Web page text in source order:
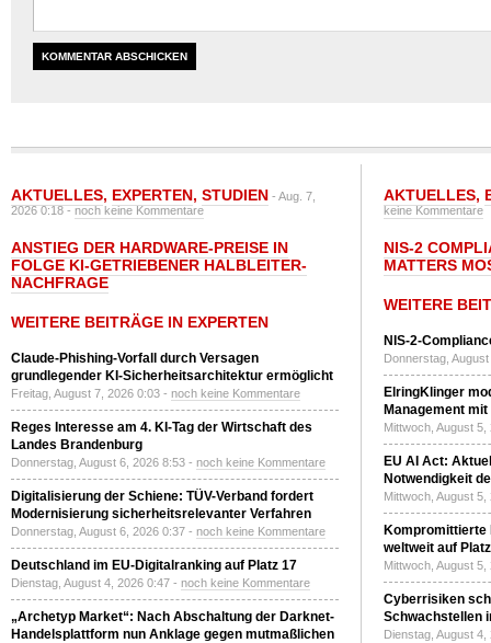
AKTUELLES, EXPERTEN, STUDIEN - Aug. 7,
2026 0:18 -noch keine Kommentare
ANSTIEG DER HARDWARE-PREISE IN
FOLGE KI-GETRIEBENER HALBLEITER-
NACHFRAGE
WEITERE BEITRÄGE IN EXPERTEN
Claude-Phishing-Vorfall durch Versagen
grundlegender KI-Sicherheitsarchitektur ermöglicht
Freitag, August 7, 2026 0:03 - noch keine Kommentare
Reges Interesse am 4. KI-Tag der Wirtschaft des
Landes Brandenburg
Donnerstag, August 6, 2026 8:53 - noch keine Kommentare
Digitalisierung der Schiene: TÜV-Verband fordert
Modernisierung sicherheitsrelevanter Verfahren
Donnerstag, August 6, 2026 0:37 - noch keine Kommentare
Deutschland im EU-Digitalranking auf Platz 17
Dienstag, August 4, 2026 0:47 - noch keine Kommentare
„Archetyp Market“: Nach Abschaltung der Darknet-
Handelsplattform nun Anklage gegen mutmaßlichen
AKTUELLES,
keine Kommentare
NIS-2
MATTERS
WEITERE
NIS-2-
Donnerstag,
ElringKlinger
Management
Mittwoch, August
EU AI Act:
Notwendigkeit
Mittwoch, August
Kompromittierte
weltweit auf
Mittwoch, August
Cyberrisiken
Schwachstellen
Dienstag, August